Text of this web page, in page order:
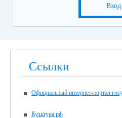
Вход
Ссылки
Официальный интернет-портал
Культура.рф